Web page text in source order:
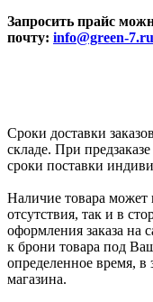
Запросить прайс
почту: info@green-7.ru
Сроки доставки
складе. При
сроки поставки
Наличие товара может
отсутствия, так и в
оформления заказа на
к брони товара под
определенное время, в
магазина.